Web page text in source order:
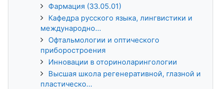
Фармация (33.05.01)
Кафедра русского языка, лингвистики и
международно...
Офтальмологии и оптического
приборостроения
Инновации в оториноларингологии
Высшая школа регенеративной, глазной и
пластическо...